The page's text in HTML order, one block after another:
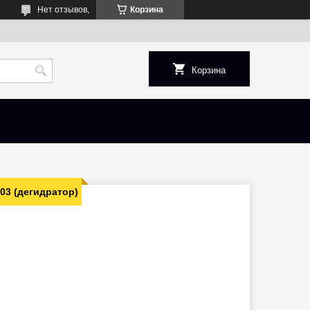
Корзина
Нет отзывов,
Корзина
(дегидратор)